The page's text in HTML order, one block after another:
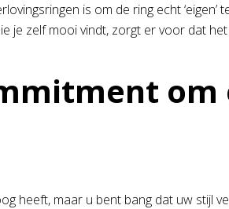
is om de ring echt
je zelf mooi vindt, zorgt er voor dat
heeft, maar u bent bang dat uw stijl